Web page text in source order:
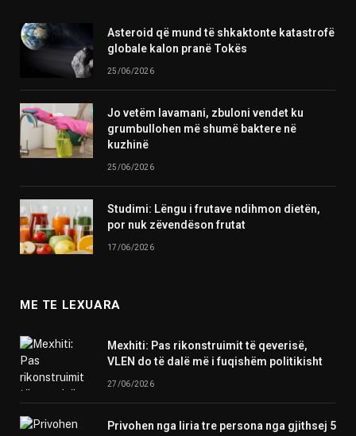
Asteroid që mund të shkaktonte katastrofë
globale kalon pranë Tokës
25/06/2026
Jo vetëm lavamani, zbuloni vendet ku
grumbullohen më shumë baktere në
kuzhinë
25/06/2026
Studimi: Lëngu i frutave ndihmon dietën,
por nuk zëvendëson frutat
17/06/2026
ME TE LEXUARA
Mexhiti: Pas rikonstruimit të qeverisë,
VLEN do të dalë më i fuqishëm politikisht
27/06/2026
Privohen nga liria tre persona nga gjithsej 5